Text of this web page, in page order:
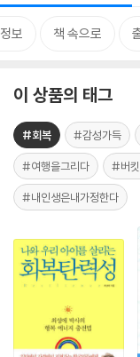
보 책 속으로
이 상품의 태그
#회복 #감성가득
#여행을그리다 #버
#내인생은내가정한다